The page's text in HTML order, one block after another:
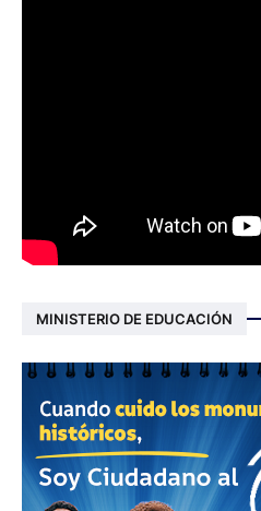
MINISTERIO DE EDUCACIÓN